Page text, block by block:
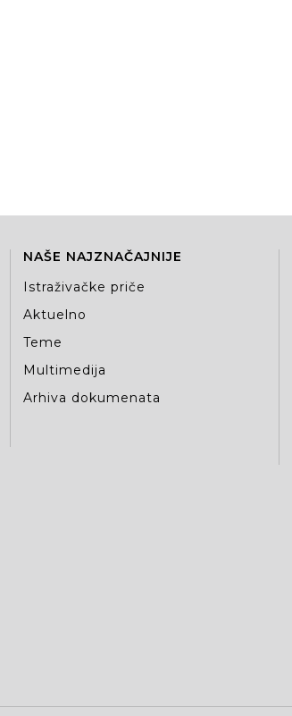
NAŠE NAJZNAČAJNIJE
Istraživačke priče
Aktuelno
Teme
Multimedija
Arhiva dokumenata